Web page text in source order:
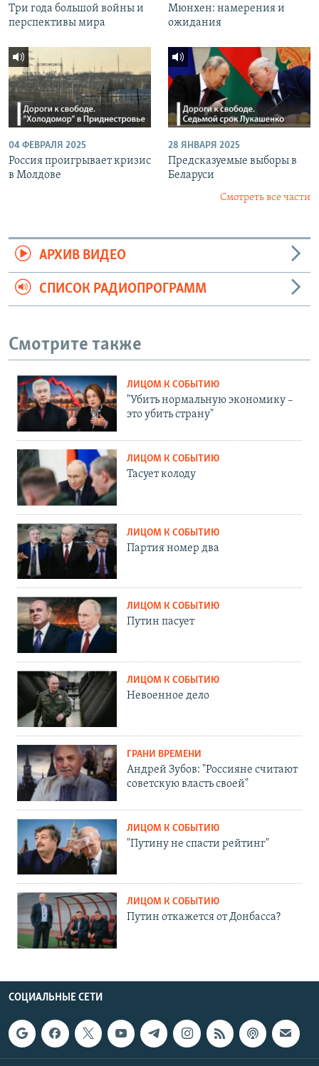
Три года большой войны и
перспективы мира
Мюнхен: намерения и
ожидания
04 ФЕВРАЛЯ 2025
Россия проигрывает кризис
в Молдове
28 ЯНВАРЯ 2025
Предсказуемые выборы в
Беларуси
Смотреть все части
АРХИВ ВИДЕО
СПИСОК РАДИОПРОГРАММ
Смотрите также
ЛИЦОМ К СОБЫТИЮ
"Убить нормальную экономику –
это убить страну"
ЛИЦОМ К СОБЫТИЮ
Тасует колоду
ЛИЦОМ К СОБЫТИЮ
Партия номер два
ЛИЦОМ К СОБЫТИЮ
Путин пасует
ЛИЦОМ К СОБЫТИЮ
Невоенное дело
ГРАНИ ВРЕМЕНИ
Андрей Зубов: "Россияне считают
советскую власть своей"
ЛИЦОМ К СОБЫТИЮ
"Путину не спасти рейтинг"
ЛИЦОМ К СОБЫТИЮ
Путин откажется от Донбасса?
СОЦИАЛЬНЫЕ СЕТИ